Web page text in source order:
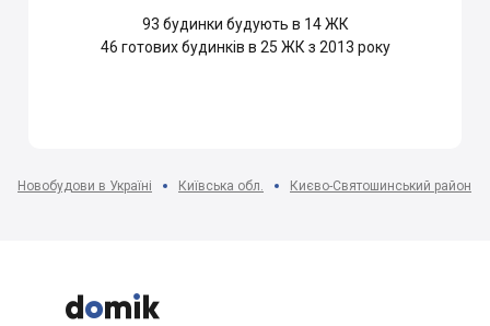
93 будинки будують в 14 ЖК
46 готових будинків в 25 ЖК з 2013 року
Новобудови в Україні Київська обл. Києво-Святошинський район


